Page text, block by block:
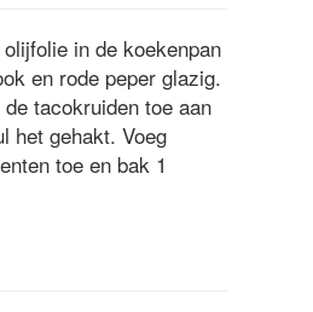
in de koekenpan
en rode peper glazig.
tacokruiden toe aan
het gehakt. Voeg
toe en bak 1